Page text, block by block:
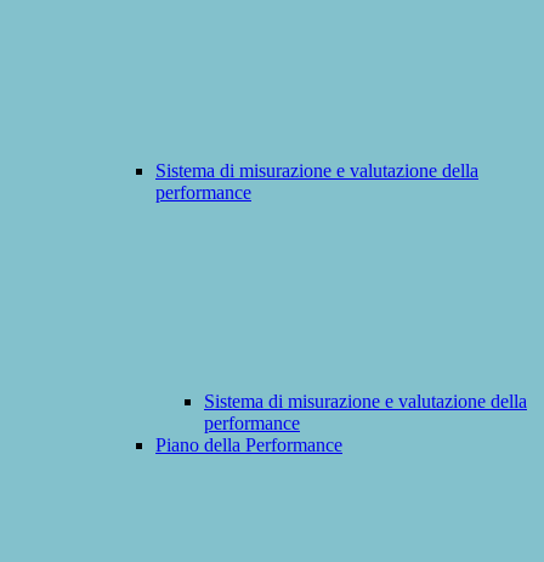
Sistema di misurazione e valutazione della
performance
Sistema di misurazione e valutazione della
performance
Piano della Performance